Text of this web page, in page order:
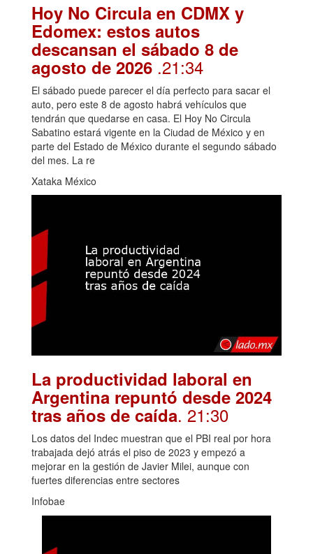
Hoy No Circula en CDMX y
Edomex: estos autos
descansan el sábado 8 de
agosto de 2026 .21:34
El sábado puede parecer el día perfecto para sacar el
auto, pero este 8 de agosto habrá vehículos que
tendrán que quedarse en casa. El Hoy No Circula
Sabatino estará vigente en la Ciudad de México y en
parte del Estado de México durante el segundo sábado
del mes. La re
Xataka México
La productividad laboral en
Argentina repuntó desde 2024
tras años de caída. 21:30
Los datos del Indec muestran que el PBI real por hora
trabajada dejó atrás el piso de 2023 y empezó a
mejorar en la gestión de Javier Milei, aunque con
fuertes diferencias entre sectores
Infobae